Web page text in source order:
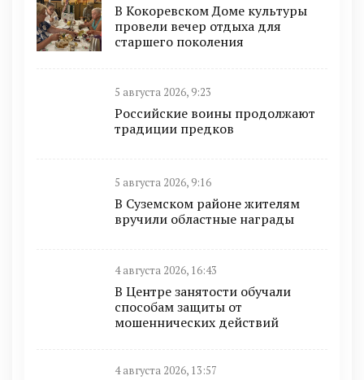
В Кокоревском Доме культуры
провели вечер отдыха для
старшего поколения
5 августа 2026, 9:23
Российские воины продолжают
традиции предков
5 августа 2026, 9:16
В Суземском районе жителям
вручили областные награды
4 августа 2026, 16:43
В Центре занятости обучали
способам защиты от
мошеннических действий
4 августа 2026, 13:57